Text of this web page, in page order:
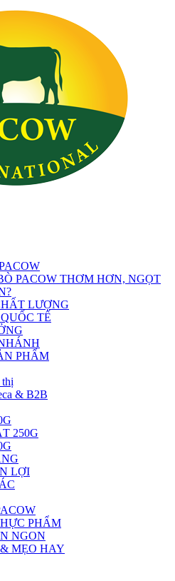
PACOW THƠM HƠN, NGỌT
LƯỢNG
TẾ
PHẨM
& B2B
250G
LỢI
PHẨM
NGON
MẸO HAY